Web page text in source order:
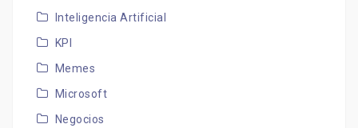
Inteligencia Artificial
KPI
Memes
Microsoft
Negocios